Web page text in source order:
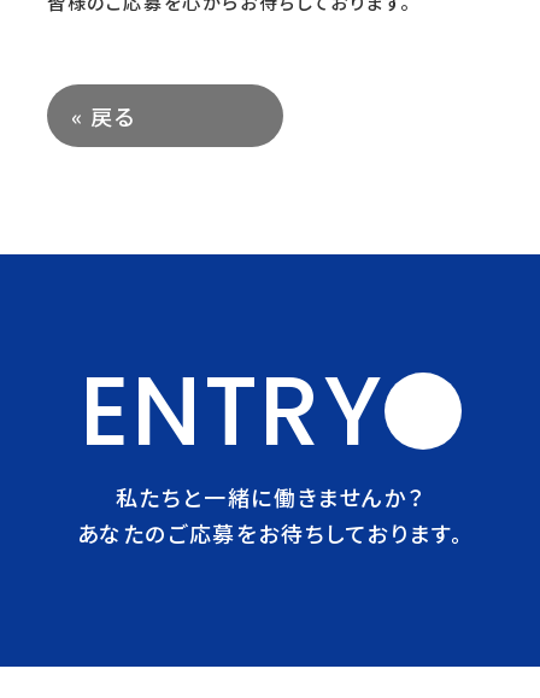
« 戻る
ENTRY
私たちと一緒に働きませんか？
あなたのご応募をお待ちしております。